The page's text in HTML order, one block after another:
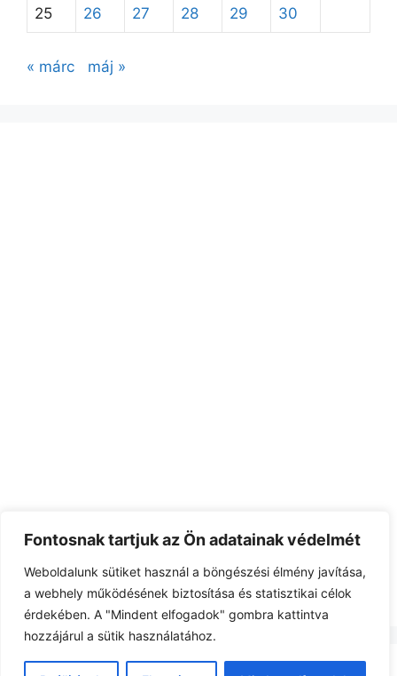
Fontosnak tartjuk az Ön adatainak védelmét
Weboldalunk sütiket használ a böngészési élmény javítása,
a webhely működésének biztosítása és statisztikai célok
érdekében. A "Mindent elfogadok" gombra kattintva
hozzájárul a sütik használatához.
25 26 27 28 29 30
« márc máj »